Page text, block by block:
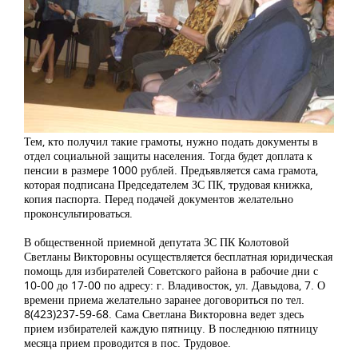
Тем, кто получил такие грамоты, нужно подать документы в
отдел социальной защиты населения. Тогда будет доплата к
пенсии в размере 1000 рублей. Предъявляется сама грамота,
которая подписана Председателем ЗС ПК, трудовая книжка,
копия паспорта. Перед подачей документов желательно
проконсультироваться.
В общественной приемной депутата ЗС ПК Колотовой
Светланы Викторовны осуществляется бесплатная юридическая
помощь для избирателей Советского района в рабочие дни с
10-00 до 17-00 по адресу: г. Владивосток, ул. Давыдова, 7. О
времени приема желательно заранее договориться по тел.
8(423)237-59-68. Сама Светлана Викторовна ведет здесь
прием избирателей каждую пятницу. В последнюю пятницу
месяца прием проводится в пос. Трудовое.